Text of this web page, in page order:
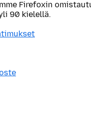
Firefoxin
90 kielellä.